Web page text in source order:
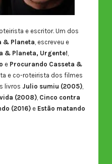
e escritor. Um dos
& Planeta , escreveu e
& Planeta, Urgente!
e Procurando Casseta &
e co-roteirista dos filmes
livros Julio sumiu (2005),
(2008), Cinco contra
(2016)e Estão matando